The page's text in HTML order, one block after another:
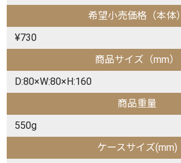
希望小売価格（本体）
¥730
商品サイズ（mm）
D:80×W:80×H:160
商品重量
550g
ケースサイズ(mm)